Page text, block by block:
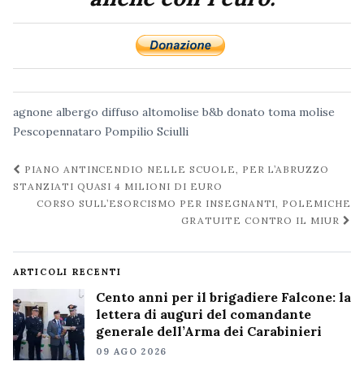
agnone albergo diffuso altomolise b&b donato toma molise
Pescopennataro Pompilio Sciulli
Navigazione
post
PIANO ANTINCENDIO NELLE SCUOLE, PER L’ABRUZZO
STANZIATI QUASI 4 MILIONI DI EURO
CORSO SULL’ESORCISMO PER INSEGNANTI, POLEMICHE
GRATUITE CONTRO IL MIUR
ARTICOLI RECENTI
Cento anni per il brigadiere Falcone: la
lettera di auguri del comandante
generale dell’Arma dei Carabinieri
09 AGO 2026